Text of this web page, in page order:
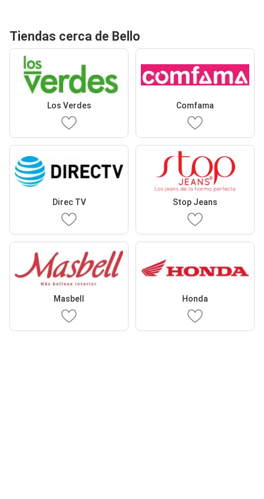
Tiendas cerca de Bello
Los Verdes Comfama
Direc TV Stop Jeans
Masbell Honda